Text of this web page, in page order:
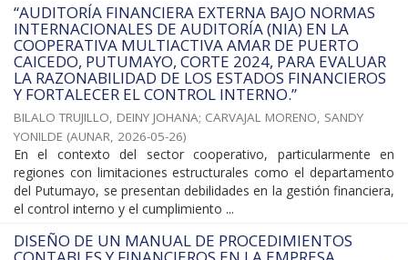
“AUDITORÍA FINANCIERA EXTERNA BAJO NORMAS
INTERNACIONALES DE AUDITORÍA (NIA) EN LA
COOPERATIVA MULTIACTIVA AMAR DE PUERTO
CAICEDO, PUTUMAYO, CORTE 2024, PARA EVALUAR
LA RAZONABILIDAD DE LOS ESTADOS FINANCIEROS
Y FORTALECER EL CONTROL INTERNO.”
BILALO TRUJILLO, DEINY JOHANA; CARVAJAL MORENO, SANDY
YONILDE (AUNAR, 2026-05-26)
En el contexto del sector cooperativo, particularmente en
regiones con limitaciones estructurales como el departamento
del Putumayo, se presentan debilidades en la gestión financiera,
el control interno y el cumplimiento ...
DISEÑO DE UN MANUAL DE PROCEDIMIENTOS